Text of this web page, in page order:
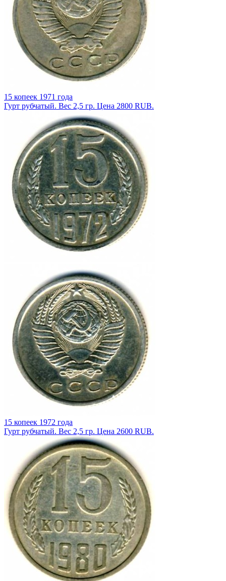
15 копеек 1971 года
Гурт рубчатый. Вес 2,5 гр. Цена 2800 RUB.
15 копеек 1972 года
Гурт рубчатый. Вес 2,5 гр. Цена 2600 RUB.